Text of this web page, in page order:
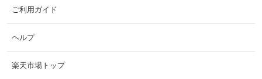
ご利用ガイド
ヘルプ
楽天市場トップ